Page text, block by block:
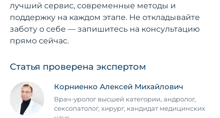
лучший сервис, современные методы и
поддержку на каждом этапе. Не откладывайте
заботу о себе — запишитесь на консультацию
прямо сейчас.
Статья проверена экспертом
Корниенко Алексей Михайлович
Врач-уролог высшей категории, андролог,
сексопатолог, хирург, кандидат медицинских